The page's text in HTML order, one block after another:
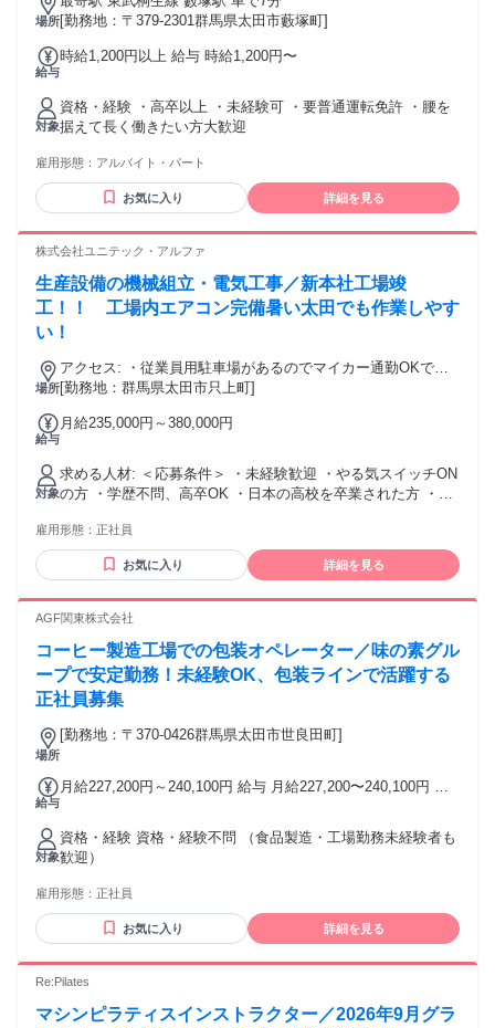
場所[勤務地：〒379-2301群馬県太田市藪塚町]
給与
時給1,200円以上 給与 時給1,200円〜
対象
資格・経験 ・高卒以上 ・未経験可 ・要普通運転免許 ・腰を
据えて長く働きたい方大歓迎
雇用形態： アルバイト・パート
お気に入り 詳細を見る
株式会社ユニテック・アルファ
生産設備の機械組立・電気工事／新本社工場竣
工！！ 工場内エアコン完備暑い太田でも作業しやす
い！
場所
アクセス: ・従業員用駐車場があるのでマイカー通勤OKで
す。 ・最寄り駅（山前、野州山辺、韮川）から徒歩約３０分
楽町、大泉町、みどり市） 埼玉県（羽生市、熊谷市、深谷
[勤務地：群馬県太田市只上町]
給与
月給235,000円～380,000円
対象
求める人材: ＜応募条件＞ ・未経験歓迎 ・やる気スイッチON
の方 ・学歴不問、高卒OK ・日本の高校を卒業された方 ・ビ
す。 *Visa support is not available. *N1 or above of JLPT is a
required. 〜やりたい気持ちとチャレンジ精神のある方を後押
しします〜 ・産業用設備の組立、検証、施工まで携わりたい
机の配線が汚いと気になってしまう。 ・電気配線以外にもエ
を設置したい。 ・現場で技術を鍛えたい！ ・工業学校や技術
系の学科を卒業した方も歓迎 ・飲食業界、営業、工場作業員
等からの転職者活躍中です。 ＜ユニテック・アルファについ
て＞ 機械やメカをいじること、作りあげることが 大好きだと
いう気持ちがあれば、 当社は、若い力が存分にその能力を活
な仲間の技術者と一緒に働き、 手に職をつけてご活躍いただ
ォークリフト技能講習 ・高所作業車特別教育以上
雇用形態： 正社員
お気に入り 詳細を見る
AGF関東株式会社
コーヒー製造工場での包装オペレーター／味の素グル
ープで安定勤務！未経験OK、包装ラインで活躍する
正社員募集
場所
[勤務地：〒370-0426群馬県太田市世良田町]
給与
月給227,200円～240,100円 給与 月給227,200〜240,100円 初
年収例 390万円～410万円 （通勤手当、深夜勤務手当、交替手
当、賞与含む2年目の年収例）
対象
資格・経験 資格・経験不問 （食品製造・工場勤務未経験者も
歓迎）
雇用形態： 正社員
お気に入り 詳細を見る
Re:Pilates
マシンピラティスインストラクター／2026年9月グラ